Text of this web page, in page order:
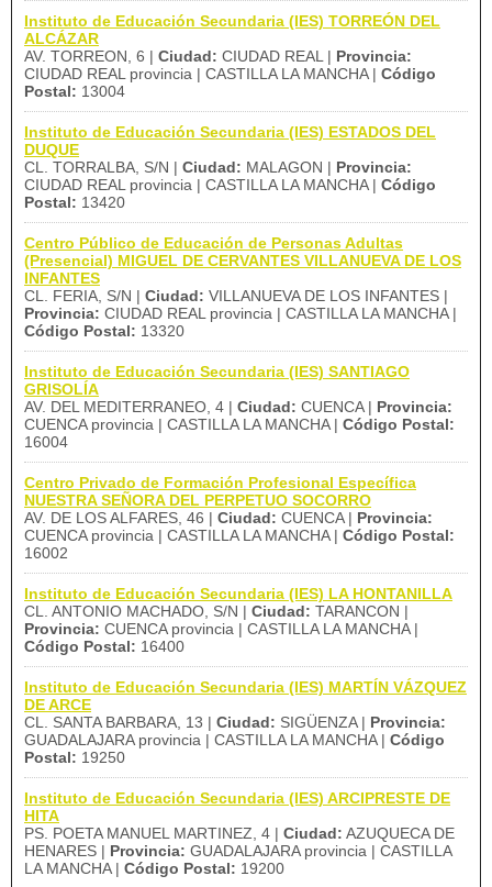
Instituto de Educación Secundaria (IES) TORREÓN DEL
ALCÁZAR
AV. TORREON, 6 | Ciudad: CIUDAD REAL | Provincia:
CIUDAD REAL provincia | CASTILLA LA MANCHA | Código
Postal: 13004
Instituto de Educación Secundaria (IES) ESTADOS DEL
DUQUE
CL. TORRALBA, S/N | Ciudad: MALAGON | Provincia:
CIUDAD REAL provincia | CASTILLA LA MANCHA | Código
Postal: 13420
Centro Público de Educación de Personas Adultas
(Presencial) MIGUEL DE CERVANTES VILLANUEVA DE LOS
INFANTES
CL. FERIA, S/N | Ciudad: VILLANUEVA DE LOS INFANTES |
Provincia: CIUDAD REAL provincia | CASTILLA LA MANCHA |
Código Postal: 13320
Instituto de Educación Secundaria (IES) SANTIAGO
GRISOLÍA
AV. DEL MEDITERRANEO, 4 | Ciudad: CUENCA | Provincia:
CUENCA provincia | CASTILLA LA MANCHA | Código Postal:
16004
Centro Privado de Formación Profesional Específica
NUESTRA SEÑORA DEL PERPETUO SOCORRO
AV. DE LOS ALFARES, 46 | Ciudad: CUENCA | Provincia:
CUENCA provincia | CASTILLA LA MANCHA | Código Postal:
16002
Instituto de Educación Secundaria (IES) LA HONTANILLA
CL. ANTONIO MACHADO, S/N | Ciudad: TARANCON |
Provincia: CUENCA provincia | CASTILLA LA MANCHA |
Código Postal: 16400
Instituto de Educación Secundaria (IES) MARTÍN VÁZQUEZ
DE ARCE
CL. SANTA BARBARA, 13 | Ciudad: SIGÜENZA | Provincia:
GUADALAJARA provincia | CASTILLA LA MANCHA | Código
Postal: 19250
Instituto de Educación Secundaria (IES) ARCIPRESTE DE
HITA
PS. POETA MANUEL MARTINEZ, 4 | Ciudad: AZUQUECA DE
HENARES | Provincia: GUADALAJARA provincia | CASTILLA
LA MANCHA | Código Postal: 19200